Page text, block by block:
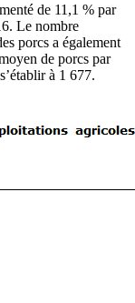
de 11,1 % par
Le nombre
porcs a également
de porcs par
à 1 677.